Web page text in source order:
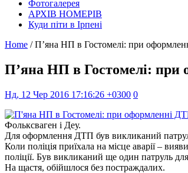
Фотогалерея
АРХІВ НОМЕРІВ
Куди піти в Ірпені
Home / П’яна НП в Гостомелі: при
П’яна НП в Гостомелі: при
Нд, 12 Чер 2016 17:16:26 +0300 0
Фольксваген і Деу.
Для оформлення ДТП був викликаний
Коли поліція приїхала на місце аварії –
поліції. Був викликаний ще один патруль
На щастя, обійшлося без постраждалих.